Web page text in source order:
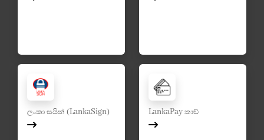
ලංකා සයින් (LankaSign) LankaPay කාඩ්